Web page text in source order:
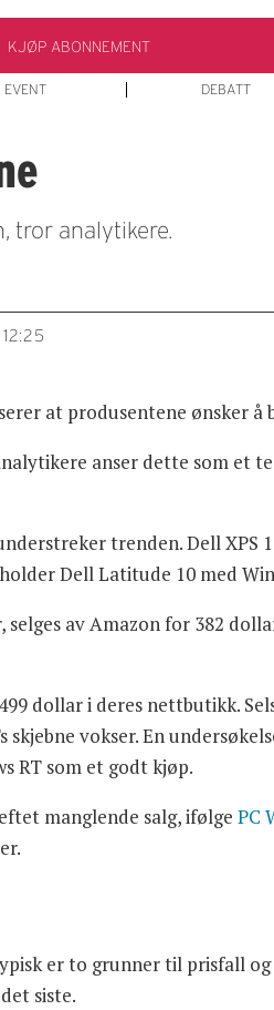
KJØP ABONNEMENT
EVENT DEBATT
tror analytikere.
at produsentene ønsker
anser dette som et
trenden. Dell XPS
Dell Latitude 10 med
selges av Amazon for 382
dollar i deres nettbutikk.
skjebne vokser. En
RT som et godt kjøp.
manglende salg, ifølgePC
er to grunner til prisfall
siste.